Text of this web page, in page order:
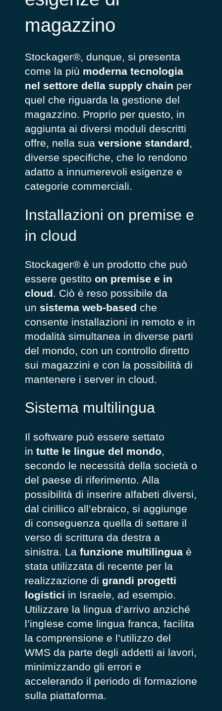
magazzino
Stockager®, dunque, si presenta
come la più moderna tecnologia
nel settore della supply chain per
quel che riguarda la gestione del
magazzino. Proprio per questo, in
aggiunta ai diversi moduli descritti
offre, nella sua versione standard,
diverse specifiche, che lo rendono
adatto a innumerevoli esigenze e
categorie commerciali.
Installazioni on premise e
in cloud
Stockager® è un prodotto che può
essere gestito on premise e in
cloud. Ciò è reso possibile da
un sistema web-based che
consente installazioni in remoto e in
modalità simultanea in diverse parti
del mondo, con un controllo diretto
sui magazzini e con la possibilità di
mantenere i server in cloud.
Sistema multilingua
Il software può essere settato
in tutte le lingue del mondo,
secondo le necessità della società o
del paese di riferimento. Alla
possibilità di inserire alfabeti diversi,
dal cirillico all’ebraico, si aggiunge
di conseguenza quella di settare il
verso di scrittura da destra a
sinistra. Lafunzione multilinguaè
stata utilizzata di recente per la
realizzazione di grandi progetti
logistici in Israele, ad esempio.
Utilizzare la lingua d’arrivo anziché
l’inglese come lingua franca, facilita
la comprensione e l’utilizzo del
WMS da parte degli addetti ai lavori,
minimizzando gli errori e
accelerando il periodo di formazione
sulla piattaforma.